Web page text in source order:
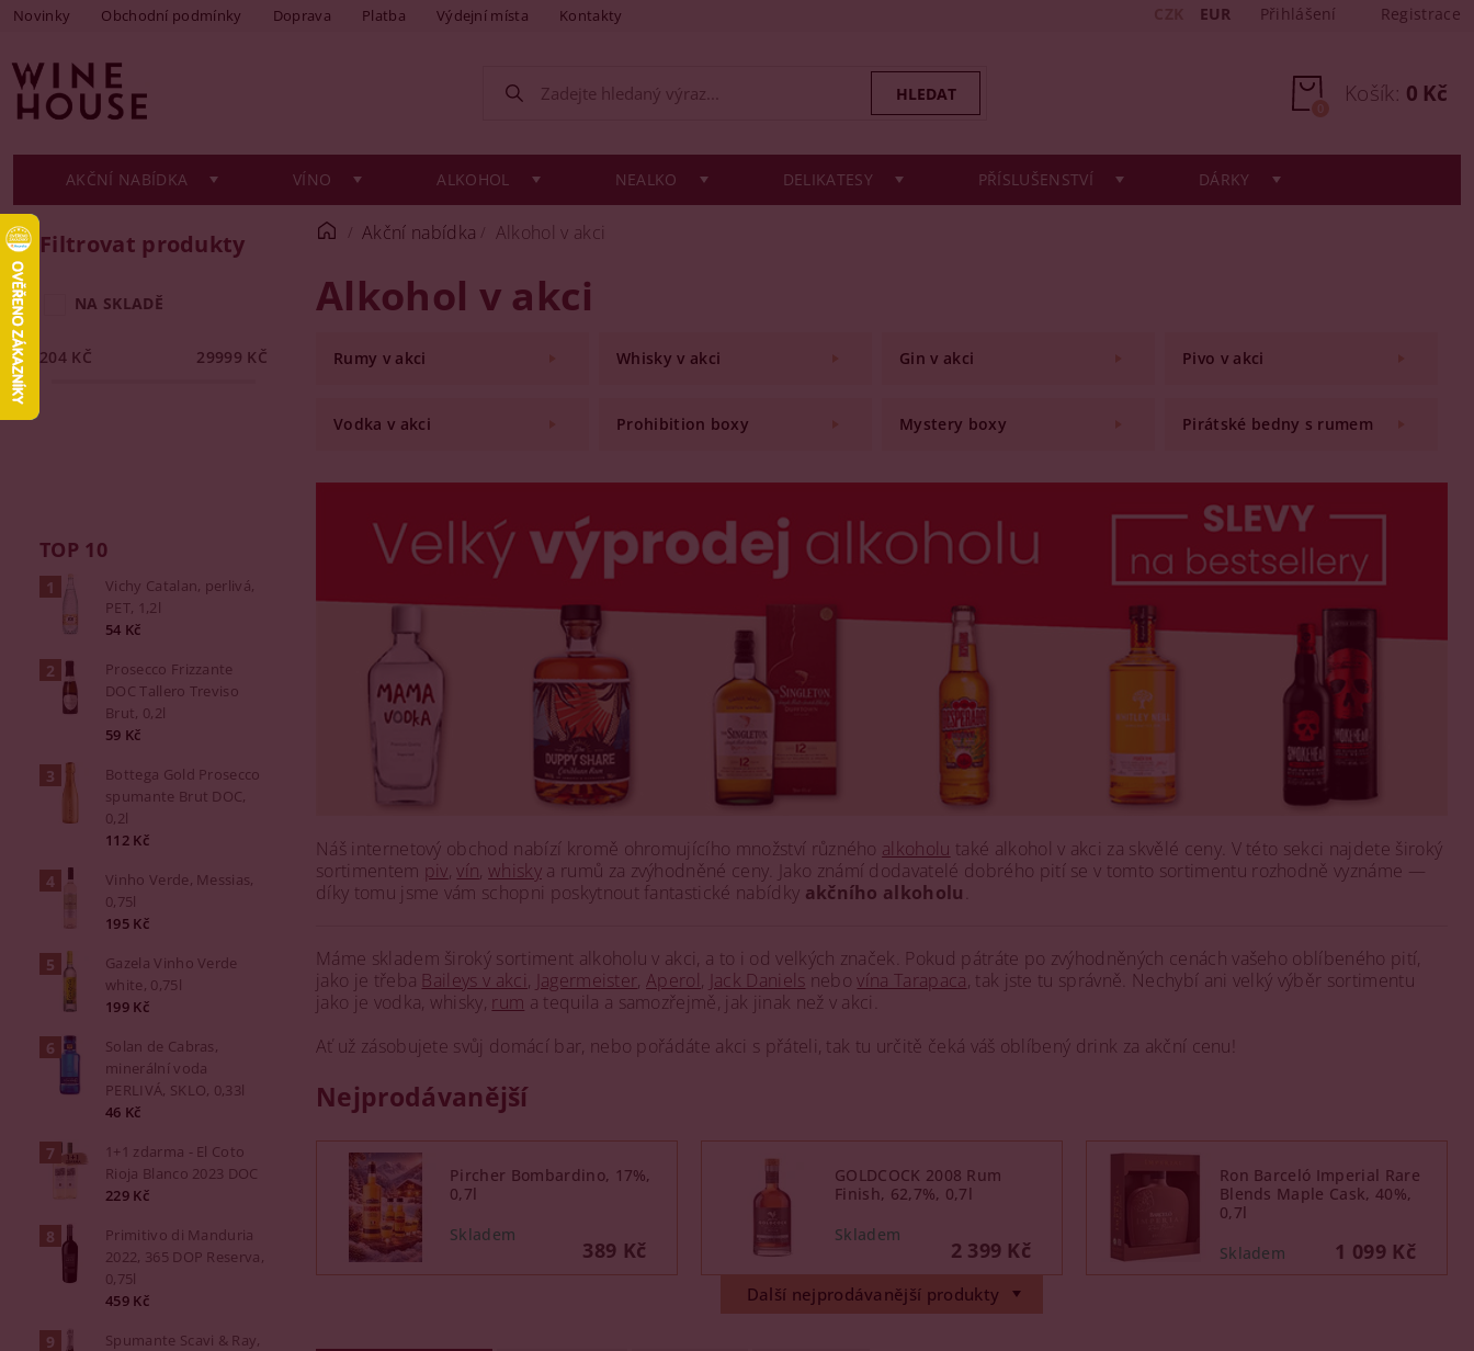
Novinky Obchodní podmínky Doprava Platba Výdejní místa Kontakty EUR Přihlášení Registrace
Košík: 0 Kč
0
AKČNÍ NABÍDKA VÍNO ALKOHOL NEALKO DELIKATESY PŘÍSLUŠENSTVÍ DÁRKY
Filtrovat produkty
NA SKLADĚ
204KČ 29999 KČ
TOP 10
Vichy Catalan, perlivá,
PET, 1,2l
54 Kč
Prosecco Frizzante
DOC Tallero Treviso
Brut, 0,2l
59 Kč
Bottega Gold Prosecco
spumante Brut DOC,
0,2l
112 Kč
Vinho Verde, Messias,
0,75l
195 Kč
Gazela Vinho Verde
white, 0,75l
199 Kč
Solan de Cabras,
minerální voda
PERLIVÁ, SKLO, 0,33l
46 Kč
1+1 zdarma - El Coto
Rioja Blanco 2023 DOC
229 Kč
Primitivo di Manduria
2022, 365 DOP Reserva,
0,75l
459 Kč
Spumante Scavi & Ray,
Akční nabídka Alkohol v akci
Alkohol v akci
Rumy v akci Whisky v akci Gin v akci Pivo v akci
Vodka v akci Prohibition boxy Mystery boxy Pirátské bedny s rumem
Náš internetový obchod nabízí kromě ohromujícího množství různého alkoholu také alkohol v akci za skvělé ceny. V této sekci najdete široký
sortimentem piv,vín,whiskya rumů za zvýhodněné ceny. Jako známí dodavatelé dobrého pití se v tomto sortimentu rozhodně vyznáme —
díky tomu jsme vám schopni poskytnout fantastické nabídky akčního alkoholu
Máme skladem široký sortiment alkoholu v akci, a to i od velkých značek. Pokud pátráte po zvýhodněných cenách vašeho oblíbeného pití,
jako je třeba Baileys v akci, Jagermeister,Aperol, Jack Daniels nebovína Tarapaca, tak jste tu správně. Nechybí ani velký výběr sortimentu
jako je vodka, whisky, rum a tequila a samozřejmě, jak jinak než v akci.
Ať už zásobujete svůj domácí bar, nebo pořádáte akci s přáteli, tak tu určitě čeká váš oblíbený drink za akční cenu!
Nejprodávanější
Pircher Bombardino, 17%,
0,7l
389 Kč
GOLDCOCK 2008 Rum
Finish, 62,7%, 0,7l
2 399 Kč
Ron Barceló Imperial Rare
Blends Maple Cask, 40%,
0,7l
1 099 Kč
Další nejprodávanější produkty